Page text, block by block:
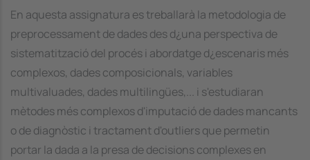
En aquesta assignatura es treballarà la metodologia de
preprocessament de dades des d¿una perspectiva de
sistematització del procés i abordatge d¿escenaris més
complexos, dades composicionals, variables
multivaluades, dades multilingües,... i s'estudiaran
mètodes més complexos d'imputació de dades mancants
o de diagnòstic i tractament d'outliers que permetin
portar la dada a la presa de decisions complexes en